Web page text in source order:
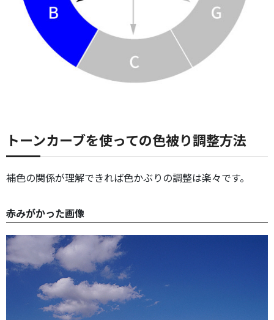
トーンカーブを使っての色被り調整方法
補色の関係が理解できれば色かぶりの調整は楽々です。
赤みがかった画像